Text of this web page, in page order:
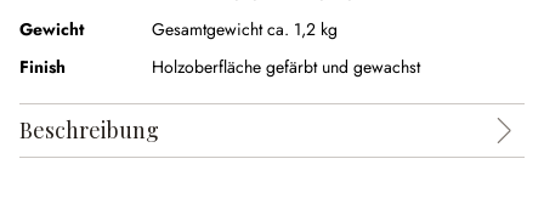
Gewicht
Gesamtgewicht ca. 1,2 kg
Finish
Holzoberfläche gefärbt und gewachst
Beschreibung